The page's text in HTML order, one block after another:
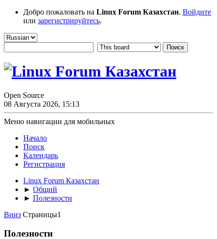
Добро пожаловать на Linux Forum Казахстан. Войдите
или зарегистрируйтесь.
Open Source
08 Августа 2026, 15:13
Меню навигации для мобильных
Начало
Поиск
Календарь
Регистрация
Linux Forum Казахстан
► Общий
► Полезности
Вниз Страницы1
Полезности